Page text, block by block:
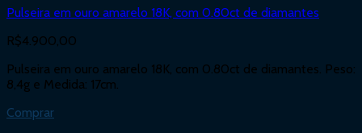
Pulseira em ouro amarelo 18K, com 0.80ct de diamantes
R$4.900,00
Pulseira em ouro amarelo 18K, com 0.80ct de diamantes. Peso:
8,4g e Medida: 17cm.
Comprar